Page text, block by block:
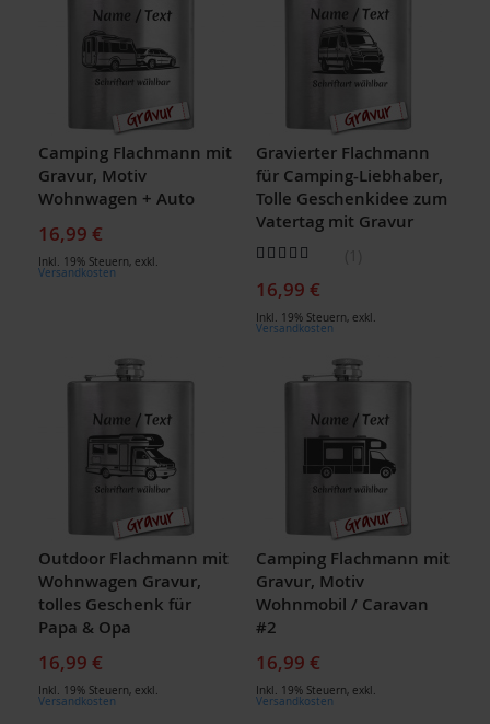
Camping Flachmann mit
Gravur, Motiv
Wohnwagen + Auto
16,99 €
Inkl. 19% Steuern, exkl.
Versandkosten
Gravierter Flachmann
für Camping-Liebhaber,
Tolle Geschenkidee zum
Vatertag mit Gravur
Bewertung:
16,99 €
Inkl. 19% Steuern, exkl.
Versandkosten
Outdoor Flachmann mit
Wohnwagen Gravur,
tolles Geschenk für
Papa & Opa
16,99 €
Inkl. 19% Steuern, exkl.
Versandkosten
Camping Flachmann mit
Gravur, Motiv
Wohnmobil / Caravan
#2
16,99 €
Inkl. 19% Steuern, exkl.
Versandkosten